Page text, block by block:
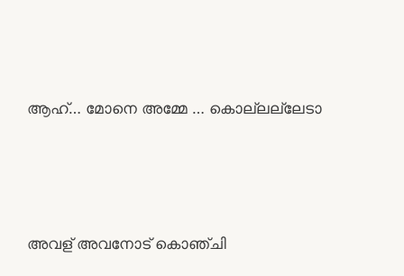
ആഹ്… മോനെ അമ്മേ … കൊല്ലല്ലേടാ
അവള് അവനോട് കൊഞ്ചി